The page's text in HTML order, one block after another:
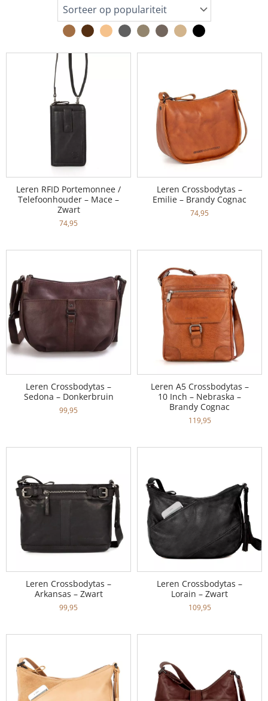
Leren RFID Portemonnee /
Telefoonhouder – Mace –
Zwart
74,95
Leren Crossbodytas –
Emilie – Brandy Cognac
74,95
Leren Crossbodytas –
Sedona – Donkerbruin
99,95
Leren A5 Crossbodytas –
10 Inch – Nebraska –
Brandy Cognac
119,95
Leren Crossbodytas –
Arkansas – Zwart
99,95
Leren Crossbodytas –
Lorain – Zwart
109,95